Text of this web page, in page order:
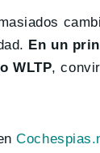
En un
WLTP,